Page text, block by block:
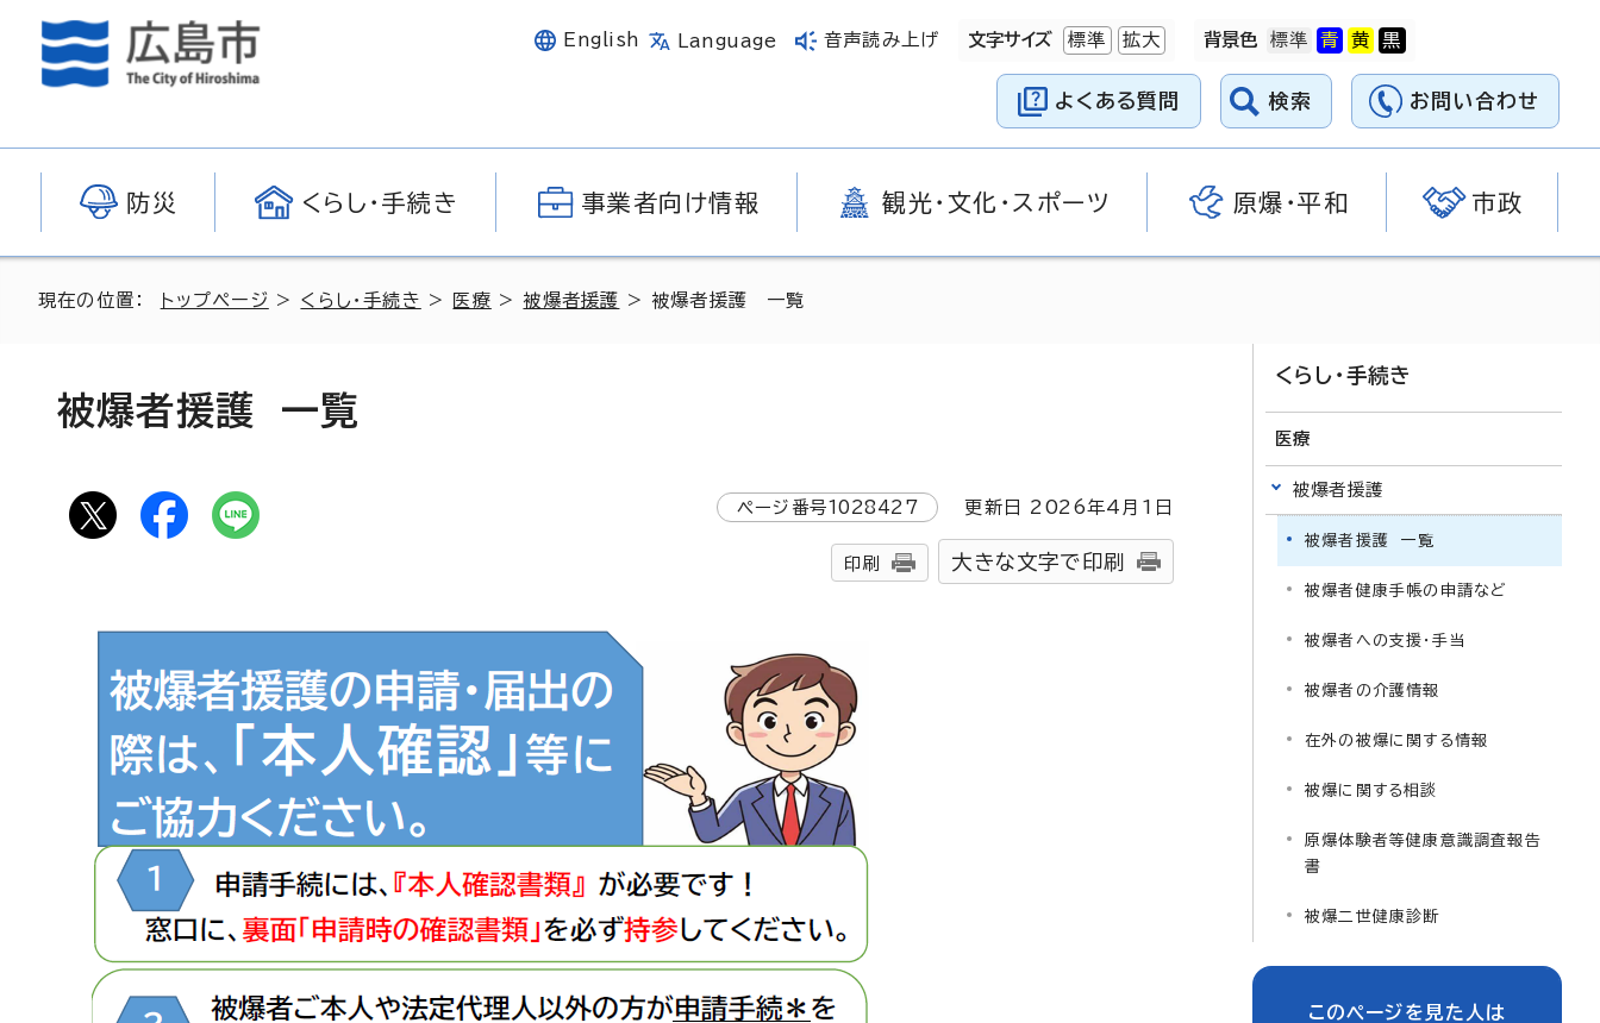
English Language 音声読み上げ 文字サイズ 標準 拡大 背景色
よくある質問 検索 お問い合わせ
防災 くらし・手続き 事業者向け情報 観光・文化・スポーツ 原爆・平和 市政
現在の位置： トップページ > くらし・手続き > 医療 >被爆者援護 > 被爆者援護 一覧
被爆者援護 一覧
ページ番号1028427 更新日 2026年4月1日
印刷 大きな文字で印刷
くらし・手続き
医療
被爆者援護
被爆者援護 一覧
被爆者健康手帳の申請など
被爆者への支援・手当
被爆者の介護情報
在外の被爆に関する情報
被爆に関する相談
原爆体験者等健康意識調査報告
書
被爆二世健康診断
このページを見た人は